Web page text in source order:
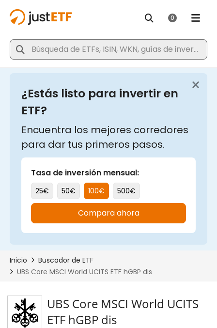
UBS Core MSCI World UCITS
ETF hGBP dis